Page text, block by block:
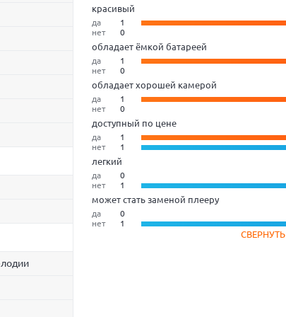
красивый
да
1
нет
0
обладает ёмкой батареей
да
1
нет
0
обладает хорошей камерой
да
1
нет
0
доступный по цене
да
1
нет
1
легкий
да
0
нет
1
может стать заменой плееру
да
0
нет
1
СВЕРНУТЬ